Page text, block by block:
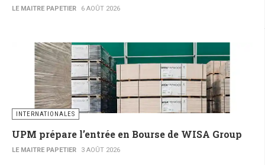
LE MAITRE PAPETIER 6 AOÛT 2026
INTERNATIONALES
UPM prépare l’entrée en Bourse de WISA Group
LE MAITRE PAPETIER 3 AOÛT 2026